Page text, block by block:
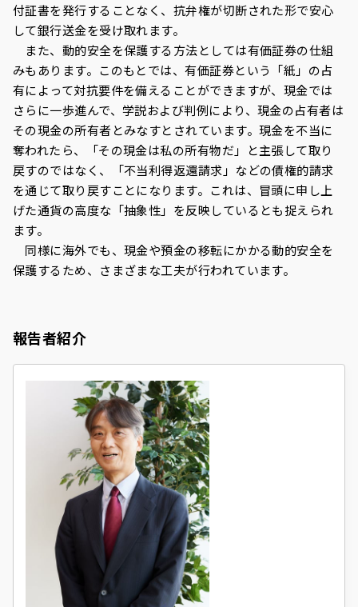
付証書を発行することなく、抗弁権が切断された形で安心
して銀行送金を受け取れます。
また、動的安全を保護する方法としては有価証券の仕組
みもあります。このもとでは、有価証券という「紙」の占
有によって対抗要件を備えることができますが、現金では
さらに一歩進んで、学説および判例により、現金の占有者は
その現金の所有者とみなすとされています。現金を不当に
奪われたら、「その現金は私の所有物だ」と主張して取り
戻すのではなく、「不当利得返還請求」などの債権的請求
を通じて取り戻すことになります。これは、冒頭に申し上
げた通貨の高度な「抽象性」を反映しているとも捉えられ
ます。
同様に海外でも、現金や預金の移転にかかる動的安全を
保護するため、さまざまな工夫が行われています。
報告者紹介